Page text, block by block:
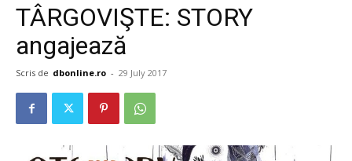
TÂRGOVIŞTE: STORY
angajează
Scris de dbonline.ro - 29 July 2017